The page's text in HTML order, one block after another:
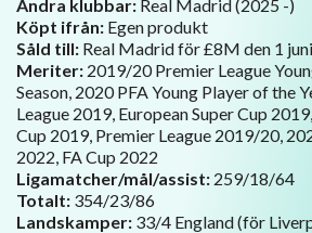
Andra klubbar: Real Madrid (2025 -)
Köpt ifrån: Egen produkt
Såld till: Real Madrid för £8M den 1
Meriter: 2019/20 Premier League
Season, 2020 PFA Young Player of the
League 2019, European Super Cup
Cup 2019, Premier League 2019/20,
2022, FA Cup 2022
Ligamatcher/mål/assist: 259/18/64
Totalt: 354/23/86
Landskamper: 33/4 England (för